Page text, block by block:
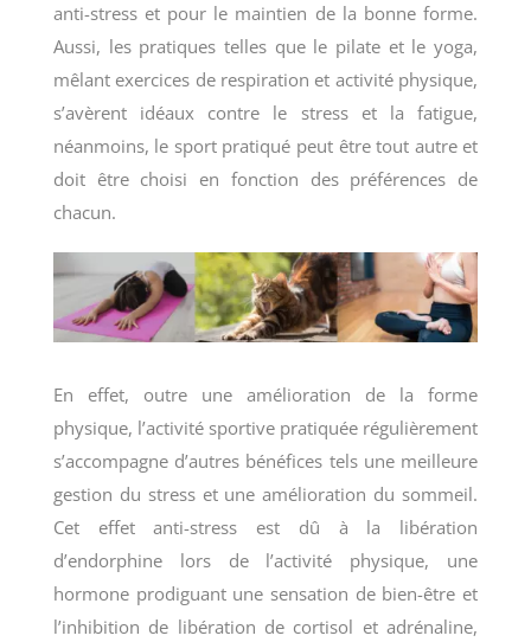
anti-stress et pour le maintien de la bonne forme.
Aussi, les pratiques telles que le pilate et le yoga,
mêlant exercices de respiration et activité physique,
s’avèrent idéaux contre le stress et la fatigue,
néanmoins, le sport pratiqué peut être tout autre et
doit être choisi en fonction des préférences de
chacun.
En effet, outre une amélioration de la forme
physique, l’activité sportive pratiquée régulièrement
s’accompagne d’autres bénéfices tels une meilleure
gestion du stress et une amélioration du sommeil.
Cet effet anti-stress est dû à la libération
d’endorphine lors de l’activité physique, une
hormone prodiguant une sensation de bien-être et
l’inhibition de libération de cortisol et adrénaline,